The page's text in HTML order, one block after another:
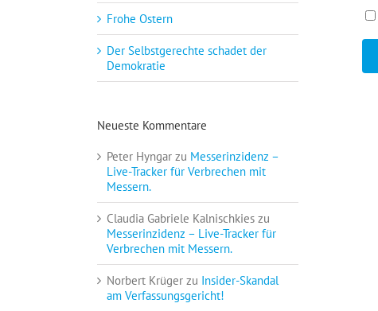
Frohe Ostern
Der Selbstgerechte schadet der
Demokratie
Neueste Kommentare
Peter Hyngar zu Messerinzidenz –
Live-Tracker für Verbrechen mit
Messern.
Claudia Gabriele Kalnischkies zu
Messerinzidenz – Live-Tracker für
Verbrechen mit Messern.
Norbert Krüger zu Insider-Skandal
am Verfassungsgericht!